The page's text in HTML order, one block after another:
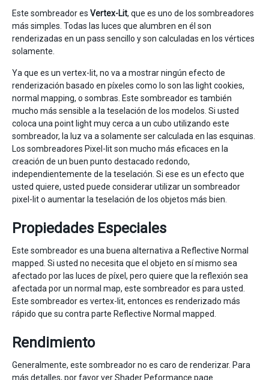
Este sombreador es Vertex-Lit, que es uno de los sombreadores
más simples. Todas las luces que alumbren en él son
renderizadas en un pass sencillo y son calculadas en los vértices
solamente.
Ya que es un vertex-lit, no va a mostrar ningún efecto de
renderización basado en píxeles como lo son las light cookies,
normal mapping, o sombras. Este sombreador es también
mucho más sensible a la teselación de los modelos. Si usted
coloca una point light muy cerca a un cubo utilizando este
sombreador, la luz va a solamente ser calculada en las esquinas.
Los sombreadores Pixel-lit son mucho más eficaces en la
creación de un buen punto destacado redondo,
independientemente de la teselación. Si ese es un efecto que
usted quiere, usted puede considerar utilizar un sombreador
pixel-lit o aumentar la teselación de los objetos más bien.
Propiedades Especiales
Este sombreador es una buena alternativa a Reflective Normal
mapped. Si usted no necesita que el objeto en sí mismo sea
afectado por las luces de píxel, pero quiere que la reflexión sea
afectada por un normal map, este sombreador es para usted.
Este sombreador es vertex-lit, entonces es renderizado más
rápido que su contra parte Reflective Normal mapped.
Rendimiento
Generalmente, este sombreador no es caro de renderizar. Para
más detalles, por favor verShader Peformance page